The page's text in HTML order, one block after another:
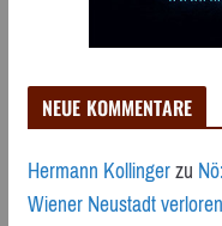
NEUE KOMMENTARE
Hermann Kollingerzu
Wiener Neustadt verloren